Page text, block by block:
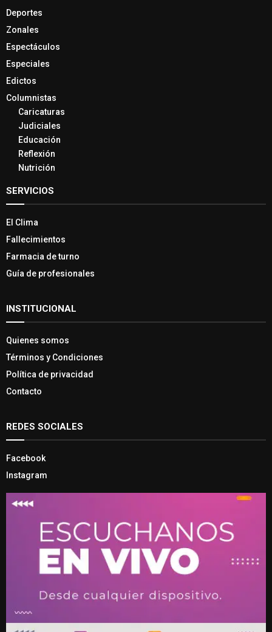
Deportes
Zonales
Espectáculos
Especiales
Edictos
Columnistas
Caricaturas
Judiciales
Educación
Reflexión
Nutrición
SERVICIOS
El Clima
Fallecimientos
Farmacia de turno
Guía de profesionales
INSTITUCIONAL
Quienes somos
Términos y Condiciones
Política de privacidad
Contacto
REDES SOCIALES
Facebook
Instagram